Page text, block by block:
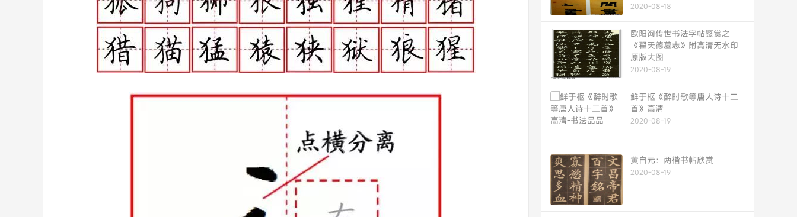
2020-08-18
欧阳询传世书法字帖鉴赏之
《翟天德墓志》附高清无水印
原版大图
2020-08-19
鲜于枢《醉时歌等唐人诗十二
首》高清
2020-08-19
黄自元：两楷书帖欣赏
2020-08-19